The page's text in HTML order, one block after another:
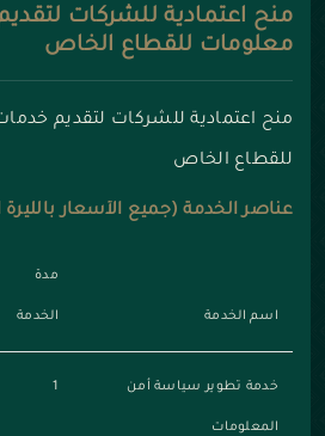
منح اعتمادية للشركات
معلومات للقطاع الخاص
منح اعتمادية للشركات لتقديم
للقطاع الخاص
عناصر الخدمة (جميع الأسعار
اسم الخدمة
مدة
الخدمة
خدمة تطوير سياسة أمن
المعلومات
1